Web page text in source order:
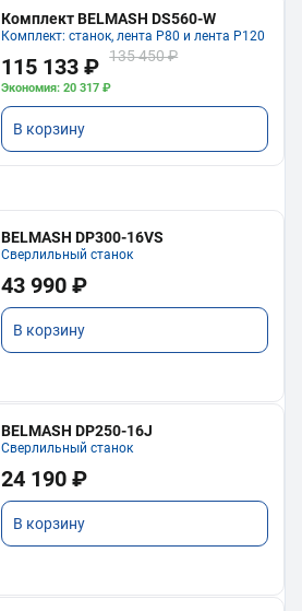
Комплект BELMASH DS560-W
Комплект: станок, лента P80 и лента P120
115 133 ₽ 135 450 ₽
Экономия: 20 317 ₽
В корзину
BELMASH DP300-16VS
Сверлильный станок
43 990 ₽
В корзину
BELMASH DP250-16J
Сверлильный станок
24 190 ₽
В корзину